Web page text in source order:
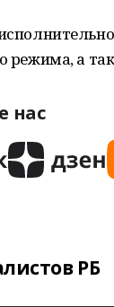
режима, а
нас
РБ